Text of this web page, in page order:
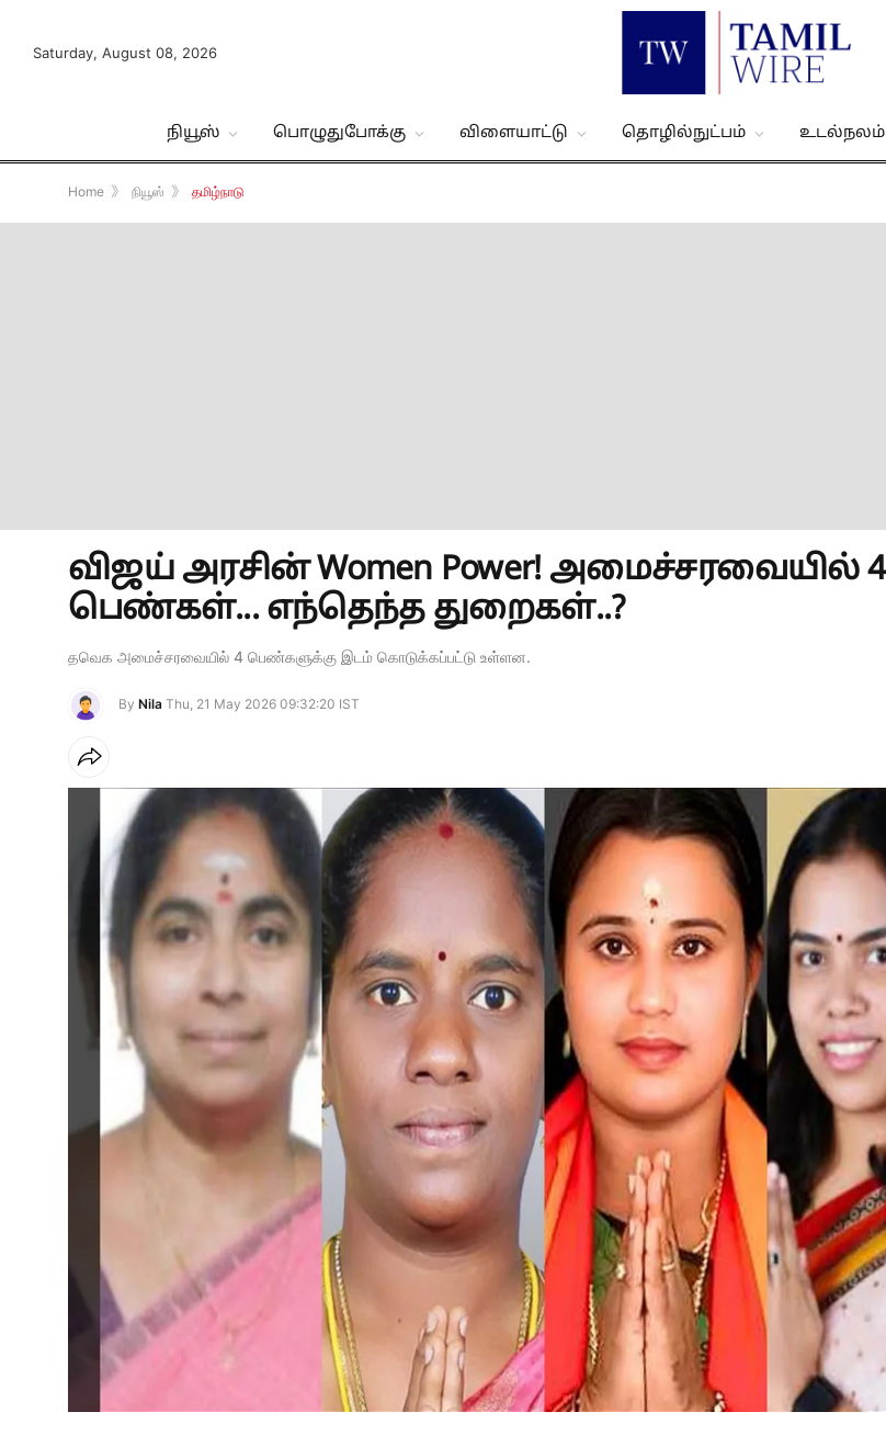
Saturday, August 08, 2026
நியூஸ் பொழுதுபோக்கு விளையாட்டு தொழில்நுட்பம் உடல்நலம்
Home 》 நியூஸ் 》 தமிழ்நாடு
விஜய் அரசின் Women Power! அமைச்சரவையில் 4
பெண்கள்... எந்தெந்த துறைகள்..?
தவெக அமைச்சரவையில் 4 பெண்களுக்கு இடம் கொடுக்கப்பட்டு உள்ளன.
By Nila Thu, 21 May 2026 09:32:20 IST